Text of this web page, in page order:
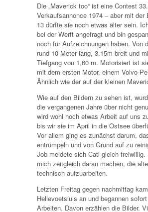
Die „Maverick too“ ist eine Contest
Verkaufsannonce 1974 – aber mit der
13 dürfte sie noch etwas älter sein.
bei der Werft angefragt und bin
noch für Aufzeichnungen haben. Von
rund 10 Meter lang, 3,15m breit und
Tiefgang von 1,60 m. Motorisiert ist
mit dem ersten Motor, einem Volvo-
Ähnlich wie der auf der kleinen
Wie auf den Bildern zu sehen ist,
die vergangenen Jahre über nicht
wird wohl noch etwas Arbeit auf uns
bis wir sie im April in die Ostsee
Vor allem ging es zunächst darum,
entrümpeln und von Grund auf zu
Job meldete sich Cati gleich freiwillig.
mich zeitgleich daran machen, die
technisch aufzuarbeiten.
Letzten Freitag gegen nachmittag
Hellevoetsluis an und begannen
Arbeiten. Davon erzählen die Bilder.